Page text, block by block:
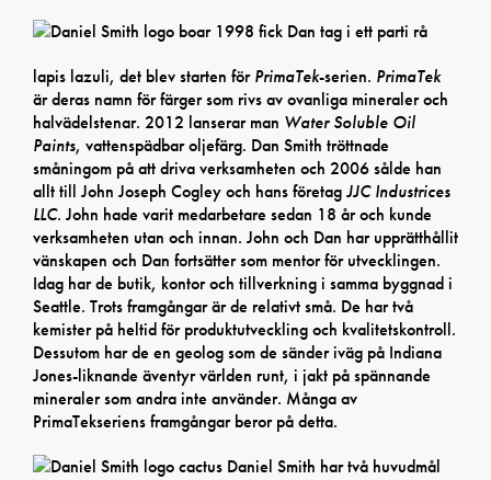
1998 fick Dan tag i ett parti rå
lapis lazuli, det blev starten förPrimaTek-serien. PrimaTek
är deras namn för färger som rivs av ovanliga mineraler och
halvädelstenar. 2012 lanserar man Water Soluble Oil
Paints, vattenspädbar oljefärg. Dan Smith tröttnade
småningom på att driva verksamheten och 2006 sålde han
allt till John Joseph Cogley och hans företagJJC Industrices
LLC. John hade varit medarbetare sedan 18 år och kunde
verksamheten utan och innan. John och Dan har upprätthållit
vänskapen och Dan fortsätter som mentor för utvecklingen.
Idag har de butik, kontor och tillverkning i samma byggnad i
Seattle. Trots framgångar är de relativt små. De har två
kemister på heltid för produktutveckling och kvalitetskontroll.
Dessutom har de en geolog som de sänder iväg på Indiana
Jones-liknande äventyr världen runt, i jakt på spännande
mineraler som andra inte använder. Många av
PrimaTekseriens framgångar beror på detta.
Daniel Smith har två huvudmål